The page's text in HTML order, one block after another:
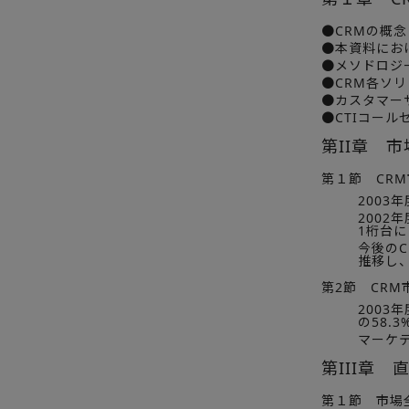
●CRMの概念
●本資料にお
●メソドロジ
●CRM各ソリ
●カスタマー
●CTIコール
第II章 市
第１節 CRM
2003年
2002年
1桁台
今後の
推移し
第2節 CRM
2003年
の
マーケ
第III章 直
第１節 市場